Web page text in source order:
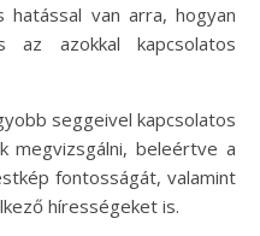
van arra, hogyan
azokkal kapcsolatos
seggeivel kapcsolatos
megvizsgálni, beleértve a
fontosságát, valamint
hírességeket is.